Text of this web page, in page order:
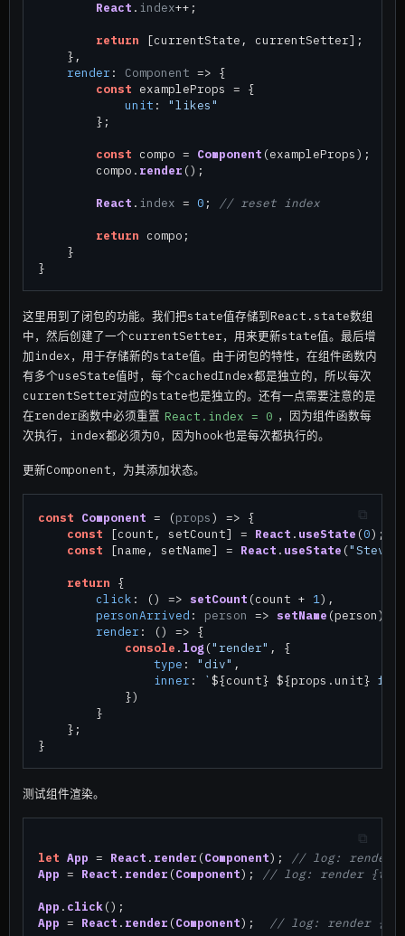
React . index++;
return [currentState, currentSetter];
    },
render: Component => {
const exampleProps = {
unit : "likes"
        };
const compo = Component (exampleProps);
        compo.
render ();
React . index = 0 ; // reset index
return compo;
    }
这里用到了闭包的功能。我们把state值存储到React.state数组
中，然后创建了一个currentSetter，用来更新state值。最后增
加index，用于存储新的state值。由于闭包的特性，在组件函数内
有多个useState值时，每个cachedIndex都是独立的，所以每次
currentSetter对应的state也是独立的。还有一点需要注意的是
在render函数中必须重置 React.index = 0 ，因为组件函数每
次执行，index都必须为0，因为hook也是每次都执行的。
更新Component，为其添加状态。
const Component = (props) => {
const [count, setCount] = React . useState (0);
const [name, setName] = React . useState ("Steve"
return {
click : () => setCount (count + 1),
personArrived : person => setName (person),
render: () => {
console . log("render" , {
type : "div" ,
inner: `${count} ${props.unit}
            })
        }
    };
测试组件渲染。
let App = React . render (Component);
// log: render
App = React . render (Component); // log: render
App . click
App = React . render (Component); // log: render